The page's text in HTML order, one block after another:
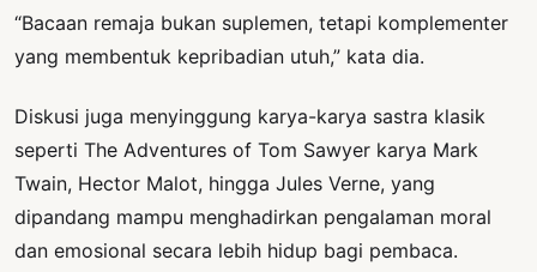
“Bacaan remaja bukan suplemen, tetapi komplementer
yang membentuk kepribadian utuh,” kata dia.
Diskusi juga menyinggung karya-karya sastra klasik
seperti The Adventures of Tom Sawyer karya Mark
Twain, Hector Malot, hingga Jules Verne, yang
dipandang mampu menghadirkan pengalaman moral
dan emosional secara lebih hidup bagi pembaca.